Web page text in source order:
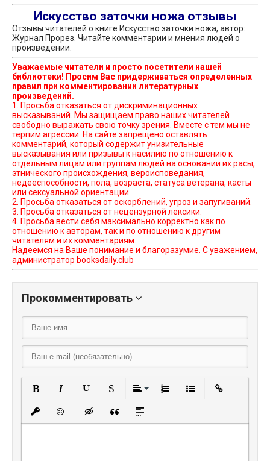
Искусство заточки ножа отзывы
Отзывы читателей о книге Искусство заточки ножа, автор:
Журнал Прорез. Читайте комментарии и мнения людей о
произведении.
Уважаемые читатели и просто посетители нашей
библиотеки! Просим Вас придерживаться определенных
правил при комментировании литературных
произведений.
1. Просьба отказаться от дискриминационных
высказываний. Мы защищаем право наших читателей
свободно выражать свою точку зрения. Вместе с тем мы не
терпим агрессии. На сайте запрещено оставлять
комментарий, который содержит унизительные
высказывания или призывы к насилию по отношению к
отдельным лицам или группам людей на основании их расы,
этнического происхождения, вероисповедания,
недееспособности, пола, возраста, статуса ветерана, касты
или сексуальной ориентации.
2. Просьба отказаться от оскорблений, угроз и запугиваний.
3. Просьба отказаться от нецензурной лексики.
4. Просьба вести себя максимально корректно как по
отношению к авторам, так и по отношению к другим
читателям и их комментариям.
Надеемся на Ваше понимание и благоразумие. С уважением,
администратор booksdaily.club
Прокомментировать
Вставить защищенную ссылку
Вставить смайлик
Вставка скрытого текста
Вставка цитаты
Вставка спойлера